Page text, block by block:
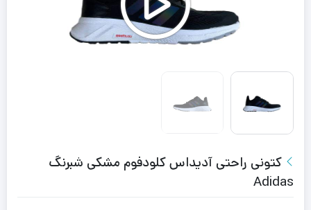
کتونی راحتی آدیداس کلودفوم مشکی شبرنگ
Adidas